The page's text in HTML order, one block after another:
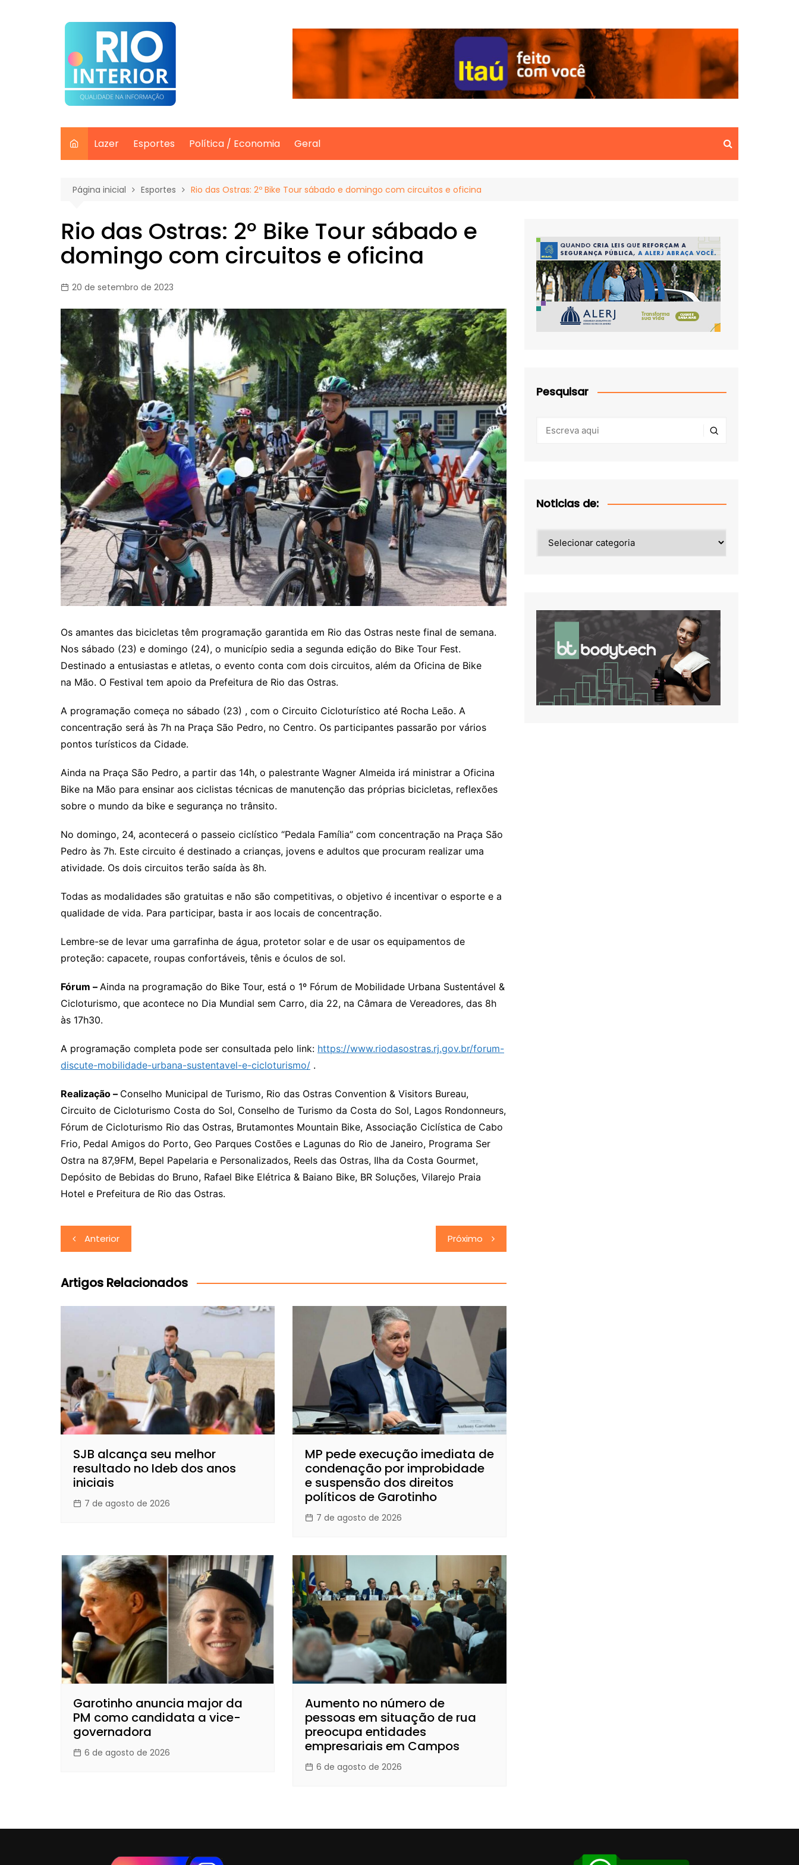
Lazer Esportes Política / Economia Geral
Página inicial Esportes Rio das Ostras: 2º Bike Tour sábado e domingo com circuitos e oficina
Rio das Ostras: 2º Bike Tour sábado e
domingo com circuitos e oficina
20 de setembro de 2023
Os amantes das bicicletas têm programação garantida em Rio das Ostras neste final de semana.
Nos sábado (23) e domingo (24), o município sedia a segunda edição do Bike Tour Fest.
Destinado a entusiastas e atletas, o evento conta com dois circuitos, além da Oficina de Bike
na Mão. O Festival tem apoio da Prefeitura de Rio das Ostras.
A programação começa no sábado (23) , com o Circuito Cicloturístico até Rocha Leão. A
concentração será às 7h na Praça São Pedro, no Centro. Os participantes passarão por vários
pontos turísticos da Cidade.
Ainda na Praça São Pedro, a partir das 14h, o palestrante Wagner Almeida irá ministrar a Oficina
Bike na Mão para ensinar aos ciclistas técnicas de manutenção das próprias bicicletas, reflexões
sobre o mundo da bike e segurança no trânsito.
No domingo, 24, acontecerá o passeio ciclístico “Pedala Família” com concentração na Praça São
Pedro às 7h. Este circuito é destinado a crianças, jovens e adultos que procuram realizar uma
atividade. Os dois circuitos terão saída às 8h.
Todas as modalidades são gratuitas e não são competitivas, o objetivo é incentivar o esporte e a
qualidade de vida. Para participar, basta ir aos locais de concentração.
Lembre-se de levar uma garrafinha de água, protetor solar e de usar os equipamentos de
proteção: capacete, roupas confortáveis, tênis e óculos de sol.
Fórum – Ainda na programação do Bike Tour, está o 1º Fórum de Mobilidade Urbana Sustentável &
Cicloturismo, que acontece no Dia Mundial sem Carro, dia 22, na Câmara de Vereadores, das 8h
às 17h30.
A programação completa pode ser consultada pelo link: https://www.riodasostras.rj.gov.br/forum-
discute-mobilidade-urbana-sustentavel-e-cicloturismo/ .
Realização – Conselho Municipal de Turismo, Rio das Ostras Convention & Visitors Bureau,
Circuito de Cicloturismo Costa do Sol, Conselho de Turismo da Costa do Sol, Lagos Rondonneurs,
Fórum de Cicloturismo Rio das Ostras, Brutamontes Mountain Bike, Associação Ciclística de Cabo
Frio, Pedal Amigos do Porto, Geo Parques Costões e Lagunas do Rio de Janeiro, Programa Ser
Ostra na 87,9FM, Bepel Papelaria e Personalizados, Reels das Ostras, Ilha da Costa Gourmet,
Depósito de Bebidas do Bruno, Rafael Bike Elétrica & Baiano Bike, BR Soluções, Vilarejo Praia
Hotel e Prefeitura de Rio das Ostras.
Navegação
de
Post
Anterior Próximo
Artigos Relacionados
SJB alcança seu melhor
resultado no Ideb dos anos
iniciais
7 de agosto de 2026
MP pede execução imediata de
condenação por improbidade
e suspensão dos direitos
políticos de Garotinho
7 de agosto de 2026
Garotinho anuncia major da
PM como candidata a vice-
governadora
6 de agosto de 2026
Aumento no número de
pessoas em situação de rua
preocupa entidades
empresariais em Campos
6 de agosto de 2026
Pesquisar
Noticias de:
de: